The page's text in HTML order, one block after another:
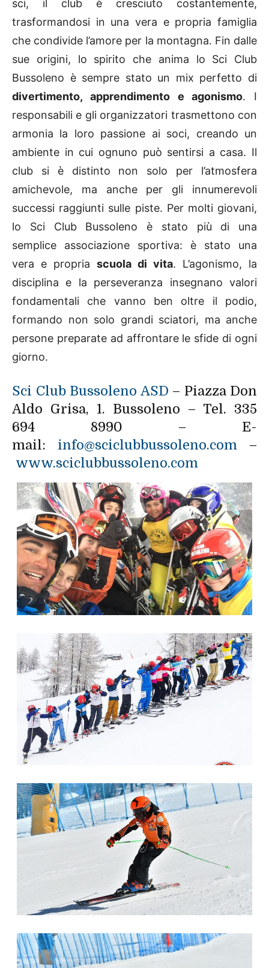
sci, il club è cresciuto costantemente,
trasformandosi in una vera e propria famiglia
che condivide l’amore per la montagna. Fin dalle
sue origini, lo spirito che anima lo Sci Club
Bussoleno è sempre stato un mix perfetto di
divertimento, apprendimento e agonismo. I
responsabili e gli organizzatori trasmettono con
armonia la loro passione ai soci, creando un
ambiente in cui ognuno può sentirsi a casa. Il
club si è distinto non solo per l’atmosfera
amichevole, ma anche per gli innumerevoli
successi raggiunti sulle piste. Per molti giovani,
lo Sci Club Bussoleno è stato più di una
semplice associazione sportiva: è stato una
vera e propria scuola di vita. L’agonismo, la
disciplina e la perseveranza insegnano valori
fondamentali che vanno ben oltre il podio,
formando non solo grandi sciatori, ma anche
persone preparate ad affrontare le sfide di ogni
giorno.
Sci Club Bussoleno ASD – Piazza Don
Aldo Grisa, 1. Bussoleno – Tel. 335
694 8990 – E-
mail: info@sciclubbussoleno.com –
www.sciclubbussoleno.com